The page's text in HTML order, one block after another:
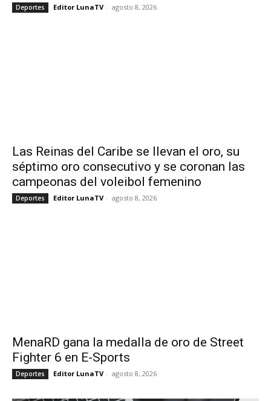
Deportes Editor LunaTV - agosto 8, 2026
Las Reinas del Caribe se llevan el oro, su
séptimo oro consecutivo y se coronan las
campeonas del voleibol femenino
Deportes Editor LunaTV - agosto 8, 2026
MenaRD gana la medalla de oro de Street
Fighter 6 en E-Sports
Deportes Editor LunaTV - agosto 8, 2026